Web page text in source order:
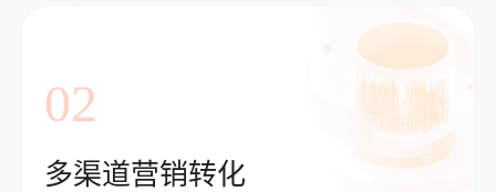
02
多渠道营销转化